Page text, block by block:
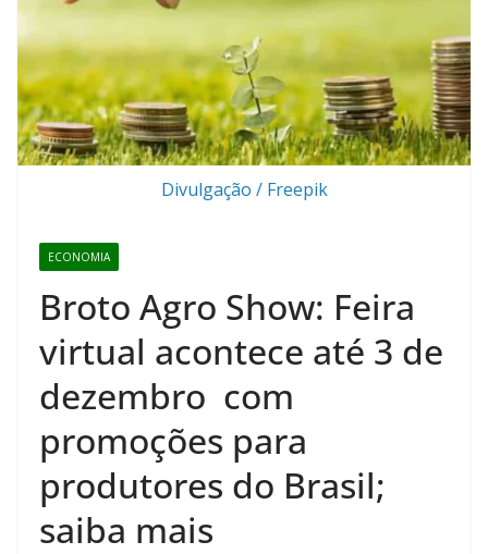
Divulgação / Freepik
ECONOMIA
Broto Agro Show: Feira
virtual acontece até 3 de
dezembro com
promoções para
produtores do Brasil;
saiba mais